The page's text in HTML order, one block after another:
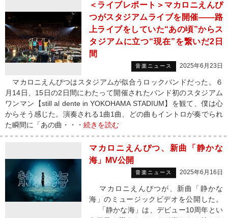
＜ライブレポート＞マカロニえんぴ
つがスタジアムライブを開催――路
上ライブをしていた“あの頃”からス
タジアムに立つ“現在”を繋いだ2日
間
音楽ニュース 2025年6月23日
マカロニえんぴつはスタジアムが似合うロックバンドだった。６
月14日、15日の2日間にわたって開催されたバンド初のスタジアム
ワンマン【still al dente in YOKOHAMA STADIUM】を観て、僕は心
からそう感じた。演奏される1曲1曲、どの曲もイントロが奏でられ
た瞬間に「あの曲・・・ 続きを読む
マカロニえんぴつ、新曲「静かな
海」MV公開
音楽ニュース 2025年6月16日
マカロニえんぴつが、新曲「静かな
海」のミュージックビデオを公開した。
「静かな海」は、デビュー10周年とい